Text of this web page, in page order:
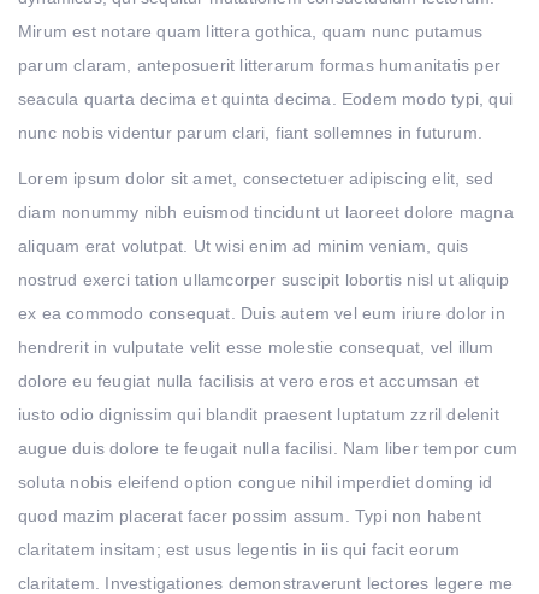
Mirum est notare quam littera gothica, quam nunc putamus
parum claram, anteposuerit litterarum formas humanitatis per
seacula quarta decima et quinta decima. Eodem modo typi, qui
nunc nobis videntur parum clari, fiant sollemnes in futurum.
Lorem ipsum dolor sit amet, consectetuer adipiscing elit, sed
diam nonummy nibh euismod tincidunt ut laoreet dolore magna
aliquam erat volutpat. Ut wisi enim ad minim veniam, quis
nostrud exerci tation ullamcorper suscipit lobortis nisl ut aliquip
ex ea commodo consequat. Duis autem vel eum iriure dolor in
hendrerit in vulputate velit esse molestie consequat, vel illum
dolore eu feugiat nulla facilisis at vero eros et accumsan et
iusto odio dignissim qui blandit praesent luptatum zzril delenit
augue duis dolore te feugait nulla facilisi. Nam liber tempor cum
soluta nobis eleifend option congue nihil imperdiet doming id
quod mazim placerat facer possim assum. Typi non habent
claritatem insitam; est usus legentis in iis qui facit eorum
claritatem. Investigationes demonstraverunt lectores legere me